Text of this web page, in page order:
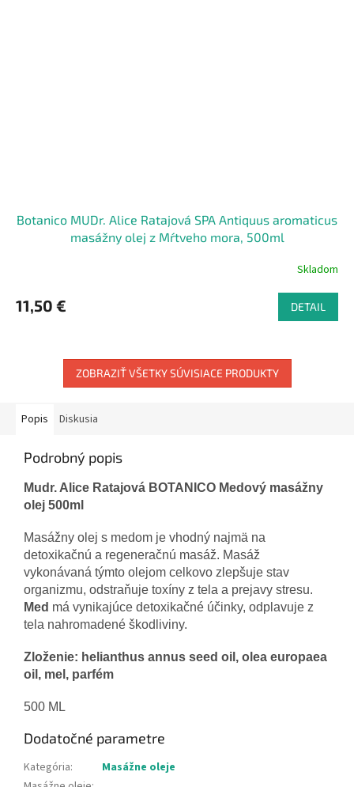
Botanico MUDr. Alice Ratajová SPA Antiquus aromaticus
masážny olej z Mŕtveho mora, 500ml
Skladom
11,50 € DETAIL
ZOBRAZIŤ VŠETKY SÚVISIACE PRODUKTY
Popis Diskusia
Podrobný popis
Mudr. Alice Ratajová BOTANICO Medový masážny
olej 500ml
Masážny olej s medom je vhodný najmä na
detoxikačnú a regeneračnú masáž. Masáž
vykonávaná týmto olejom celkovo zlepšuje stav
organizmu, odstraňuje toxíny z tela a prejavy stresu.
Med má vynikajúce detoxikačné účinky, odplavuje z
tela nahromadené škodliviny.
Zloženie: helianthus annus seed oil, olea europaea
oil, mel, parfém
500 ML
Dodatočné parametre
Kategória:
Masážne oleje